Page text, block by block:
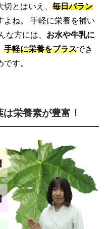
とはいえ、 毎日バラン
よね。 手軽に栄養を補い
な方には、 お水や牛乳に
手軽に栄養をプラスでき
です。
栄養素が豊富！